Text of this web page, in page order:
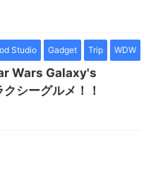
Studio Gadget Trip WDW
Wars Galaxy's
シーグルメ！！